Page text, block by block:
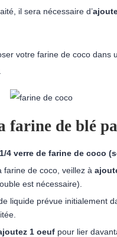
il sera nécessaire d’
votre farine de coco dans
farine de blé
4 verre de farine de coco
farine de coco, veillez à
est nécessaire).
liquide prévue initialement
1 oeuf pour lier